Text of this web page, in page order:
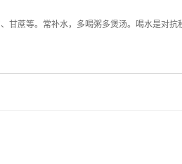
甘蔗等。常补水，多喝粥多煲汤。喝水是对抗